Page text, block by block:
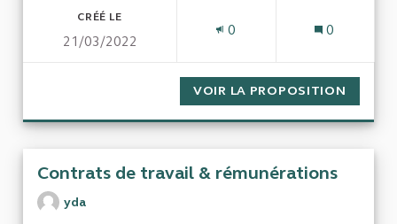
CRÉÉ LE
21/03/2022
0 0
VOIR LA PROPOSITION
Contrats de travail & rémunérations
yda